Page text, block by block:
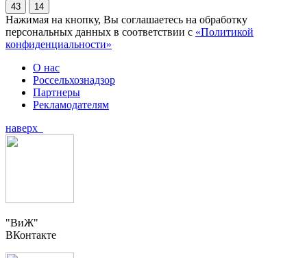
43 14
Нажимая на кнопку, Вы соглашаетесь на обработку
персональных данных в соответствии с «Политикой
конфиденциальности»
О нас
Россельхознадзор
Партнеры
Рекламодателям
наверх
"ВиЖ"
ВКонтакте